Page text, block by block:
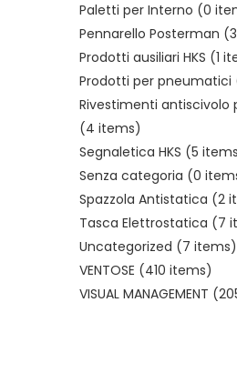
Paletti per Interno (0
Pennarello Posterman
Prodotti ausiliari HKS (1
Prodotti per pneumatici
Rivestimenti antiscivolo
(4 items)
Segnaletica HKS (5
Senza categoria (0
Spazzola Antistatica (2
Tasca Elettrostatica (7
Uncategorized (7 items)
VENTOSE (410 items)
VISUAL MANAGEMENT